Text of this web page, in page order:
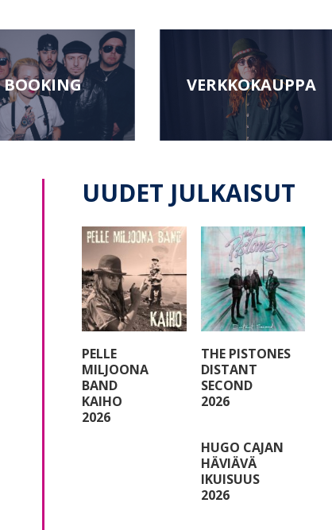
BOOKING VERKKO­KAUPPA
UUDET JULKAISUT
PELLE
MILJOONA
BAND
KAIHO
2026
THE PISTONES
DISTANT
SECOND
2026
HUGO CAJAN
HÄVIÄVÄ
IKUISUUS
2026